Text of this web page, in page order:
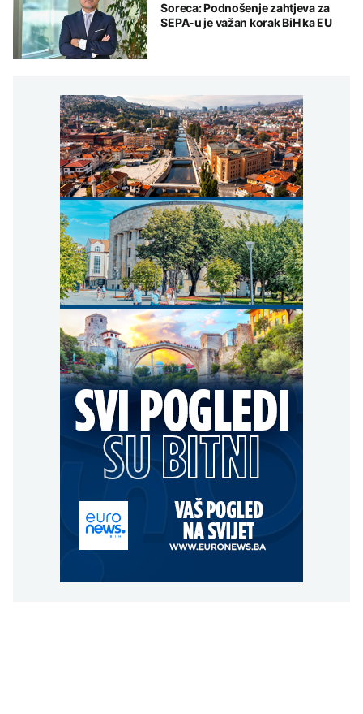
Soreca: Podnošenje zahtjeva za
SEPA-u je važan korak BiH ka EU